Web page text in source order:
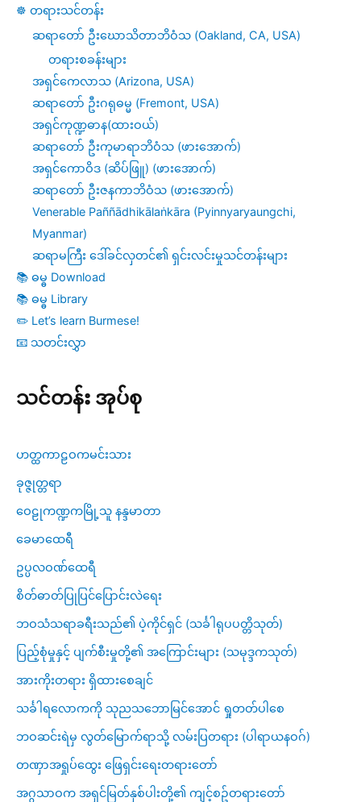
☸️ တရားသင်တန်း
ဆရာတော် ဦးဃောသိတာဘိဝံသ (Oakland, CA, USA)
တရားစခန်းများ
အရှင်ကေလာသ (Arizona, USA)
ဆရာတော် ဦးဂရုဓမ္မ (Fremont, USA)
အရှင်ကုဏ္ဍဓာန(ထားဝယ်)
ဆရာတော် ဦးကုမာရာဘိဝံသ (ဖားအောက်)
အရှင်ကောဝိဒ (ဆိပ်ဖြူ) (ဖားအောက်)
ဆရာတော် ဦးဇနကာဘိဝံသ (ဖားအောက်)
Venerable Paññādhikālaṅkāra (Pyinnyaryaungchi,
Myanmar)
ဆရာမကြီး ဒေါ်ခင်လှတင်၏ ရှင်းလင်းမှုသင်တန်းများ
📚 ဓမ္ဓ Download
📚 ဓမ္ဓ Library
✏️ Let’s learn Burmese!
📧 သတင်းလွှာ
သင်တန်း အုပ်စု
ဟတ္ထကာဠဝကမင်းသား
ခုဇ္ဇုတ္တရာ
ဝေဠုကဏ္ဍကမြို့သူ နန္ဒမာတာ
ခေမာထေရီ
ဥပ္ပလဝဏ်ထေရီ
စိတ်ဓာတ်ပြုပြင်ပြောင်းလဲရေး
ဘဝသံသရာခရီးသည်၏ ပဲ့ကိုင်ရှင် (သင်္ခါရုပပတ္တိသုတ်)
ပြည့်စုံမှုနှင့် ပျက်စီးမှုတို့၏ အကြောင်းများ (သမုဒ္ဒကသုတ်)
အားကိုးတရား ရှိထားစေချင်
သင်္ခါရလောကကို သုညသဘောမြင်အောင် ရှုတတ်ပါစေ
ဘဝဆင်းရဲမှ လွတ်မြောက်ရာသို့ လမ်းပြတရား (ပါရာယနဝဂ်)
တဏှာအရှုပ်ထွေး ဖြေရှင်းရေးတရားတော်
အဂ္ဂသာဝက အရှင်မြတ်နှစ်ပါးတို့၏ ကျင့်စဥ်တရားတော်